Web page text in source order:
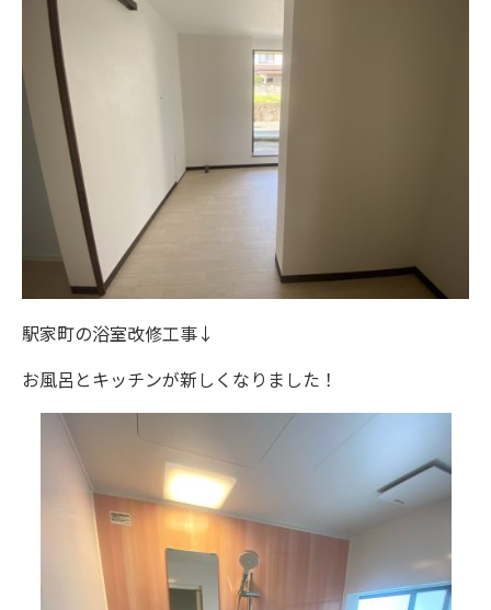
駅家町の浴室改修工事↓
お風呂とキッチンが新しくなりました！